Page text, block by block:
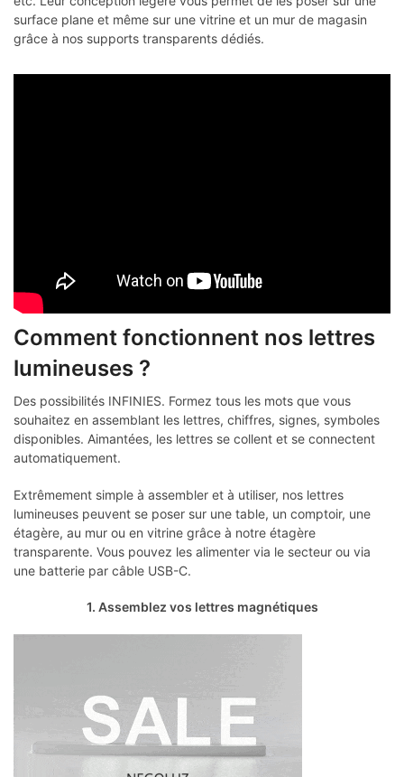
surface plane et même sur une vitrine et un mur de magasin
grâce à nos supports transparents dédiés.
Comment fonctionnent nos lettres
lumineuses ?
Des possibilités INFINIES. Formez tous les mots que vous
souhaitez en assemblant les lettres, chiffres, signes, symboles
disponibles. Aimantées, les lettres se collent et se connectent
automatiquement.
Extrêmement simple à assembler et à utiliser, nos lettres
lumineuses peuvent se poser sur une table, un comptoir, une
étagère, au mur ou en vitrine grâce à notre étagère
transparente. Vous pouvez les alimenter via le secteur ou via
une batterie par câble USB-C.
1. Assemblez vos lettres magnétiques